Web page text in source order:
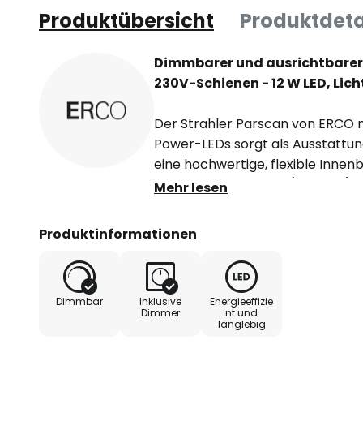
Produktübersicht
Dimmbarer und
230V-Schienen - 12 W LED,
Der Strahler Parscan von
Power-LEDs sorgt als
eine hochwertige, flexible
schmalen Lichtkegel (15° Spot)
etc. gezielt zu illuminieren. Der
innenliegender Leitungsführung
pulverbeschichtetem
drehbar am Schienenadapter
zudem ein Schwenken des
Mehr lesen
Produktinformationen
Dimmbar
Inklusive
Dimmer
Energieeffizie
nt und
langlebig